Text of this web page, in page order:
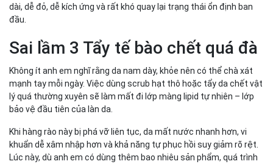
dài, dễ đỏ, dễ kích ứng và rất khó quay lại trạng thái ổn định ban
đầu.
Sai lầm 3 Tẩy tế bào chết quá đà
Không ít anh em nghĩ rằng da nam dày, khỏe nên có thể chà xát
mạnh tay mỗi ngày. Việc dùng scrub hạt thô hoặc tẩy da chết vật
lý quá thường xuyên sẽ làm mất đi lớp màng lipid tự nhiên – lớp
bảo vệ đầu tiên của làn da.
Khi hàng rào này bị phá vỡ liên tục, da mất nước nhanh hơn, vi
khuẩn dễ xâm nhập hơn và khả năng tự phục hồi suy giảm rõ rệt.
Lúc này, dù anh em có dùng thêm bao nhiêu sản phẩm, quá trình